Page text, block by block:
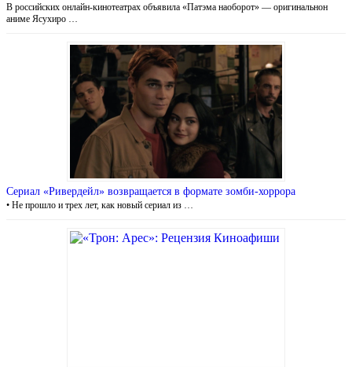
В российских онлайн-кинотеатрах объявила «Патэма наоборот» — оригинальнон
аниме Ясухиро …
Сериал «Ривердейл» возвращается в формате зомби-хоррора
• Не прошло и трех лет, как новый сериал из …